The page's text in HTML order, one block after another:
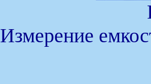
Измерение